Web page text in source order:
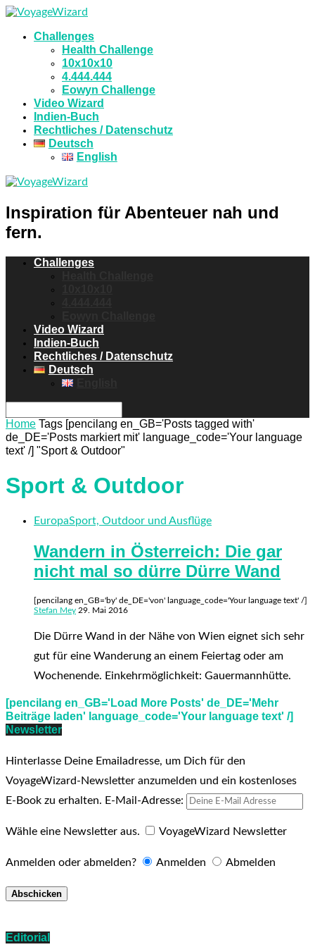
Challenges
Health Challenge
10x10x10
4.444.444
Eowyn Challenge
Video Wizard
Indien-Buch
Rechtliches / Datenschutz
Deutsch
English
Inspiration für Abenteuer nah und
fern.
Challenges
Video Wizard
Indien-Buch
Rechtliches / Datenschutz
Deutsch
Home Tags [pencilang en_GB='Posts tagged with'
de_DE='Posts markiert mit' language_code='Your language
text' /] "Sport & Outdoor"
Sport & Outdoor
EuropaSport, Outdoor und Ausflüge
Wandern in Österreich: Die gar
nicht mal so dürre Dürre Wand
[pencilang en_GB='by' de_DE='von' language_code='Your language text' /]
Stefan Mey 29. Mai 2016
Die Dürre Wand in der Nähe von Wien eignet sich sehr
gut für eine Wanderung an einem Feiertag oder am
Wochenende. Einkehrmöglichkeit: Gauermannhütte.
[pencilang en_GB='Load More Posts' de_DE='Mehr
Beiträge laden' language_code='Your language text' /]
Newsletter
Hinterlasse Deine Emailadresse, um Dich für den
VoyageWizard-Newsletter anzumelden und ein kostenloses
E-Book zu erhalten. E-Mail-Adresse:
Wähle eine Newsletter aus. VoyageWizard Newsletter
Anmelden oder abmelden? Anmelden Abmelden
Editorial